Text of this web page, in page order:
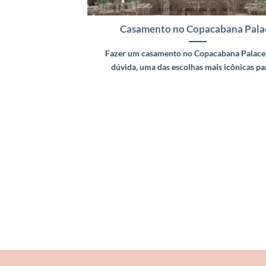
Casamento no Copacabana
Fazer um casamento no Copacabana Palace
dúvida, uma das escolhas mais icônicas